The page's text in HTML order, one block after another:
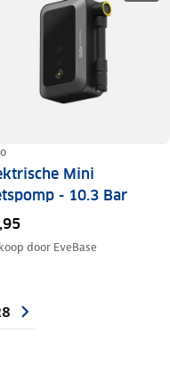
Mini
- 10.3 Bar
door EveBase